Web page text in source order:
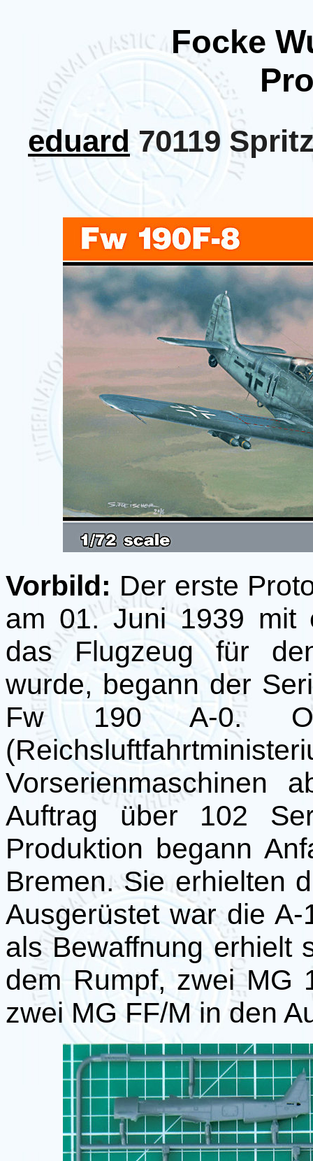
Focke
eduard70119
Vorbild: Der erste
am 01. Juni 1939 mit
das Flugzeug für
wurde, begann der
Fw 190 A-0.
Vorserienmaschinen
Auftrag über 102
Produktion begann
Bremen. Sie erhielten
Ausgerüstet war die
als Bewaffnung erhielt
dem Rumpf, zwei MG
zwei MG FF/M in den